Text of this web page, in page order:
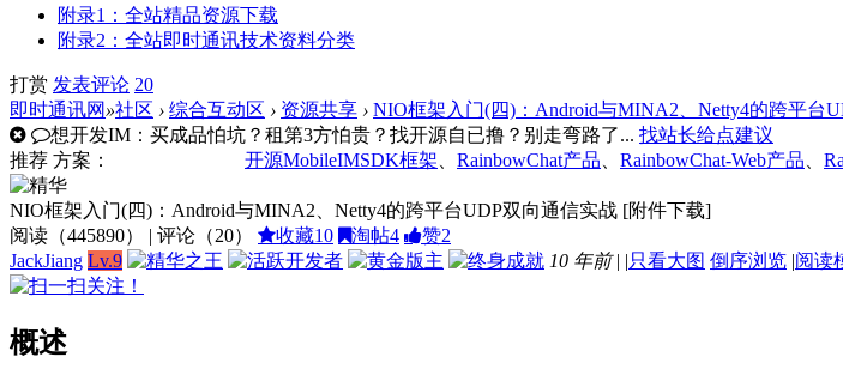
附录1：全站精品资源下载
附录2：全站即时通讯技术资料分类
打赏 发表评论 20
即时通讯网 »社区 › 综合互动区 › 资源共享 › NIO框架入门(四)：Android与MINA2、Netty4的跨平台
想开发IM：买成品怕坑？租第3方怕贵？找开源自已撸？别走弯路了... 找站长给点建议
推荐 方案： 开源MobileIMSDK框架 RainbowChat产品 RainbowChat-Web产品
NIO框架入门(四)：Android与MINA2、Netty4的跨平台UDP双向通信实战 [附件下载]
阅读（445890） | 评论（20） 收藏10 淘帖4 赞2
JackJiang Lv.9 10 年前 | |只看大图 倒序浏览 |阅读
概述